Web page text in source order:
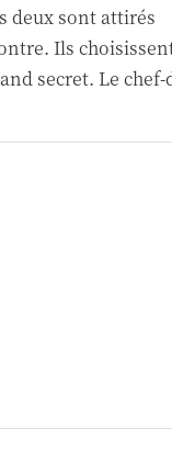
deux sont attirés
Ils
secret. Le